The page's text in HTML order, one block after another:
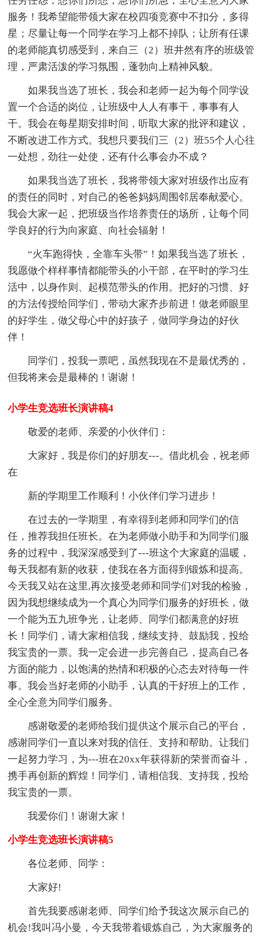
服务！我希望能带领大家在校四项竞赛中不扣分，多得
星；尽量让每一个同学在学习上都不掉队；让所有任课
的老师能真切感受到，来自三（2）班井然有序的班级管
理，严肃活泼的学习氛围，蓬勃向上精神风貌。
如果我当选了班长，我会和老师一起为每个同学设
置一个合适的岗位，让班级中人人有事干，事事有人
干。我会在每星期安排时间，听取大家的批评和建议，
不断改进工作方式。我想只要我们三（2）班55个人心往
一处想，劲往一处使，还有什么事会办不成？
如果我当选了班长，我将带领大家对班级作出应有
的责任的同时，对自己的爸爸妈妈周围邻居奉献爱心。
我会大家一起，把班级当作培养责任的场所，让每个同
学良好的行为向家庭、向社会辐射！
“火车跑得快，全靠车头带”！如果我当选了班长，
我愿做个样样事情都能带头的小干部，在平时的学习生
活中，以身作则、起模范带头的作用。把好的习惯、好
的方法传授给同学们，带动大家齐步前进！做老师眼里
的好学生，做父母心中的好孩子，做同学身边的好伙
伴！
同学们，投我一票吧，虽然我现在不是最优秀的，
但我将来会是最棒的！谢谢！
小学生竞选班长演讲稿4
敬爱的老师、亲爱的小伙伴们：
大家好，我是你们的好朋友---。借此机会，祝老师
在
新的学期里工作顺利！小伙伴们学习进步！
在过去的一学期里，有幸得到老师和同学们的信
任，推荐我担任班长。在为老师做小助手和为同学们服
务的过程中，我深深感受到了---班这个大家庭的温暖，
每天我都有新的收获，使我在各方面得到锻炼和提高。
今天我又站在这里,再次接受老师和同学们对我的检验，
因为我想继续成为一个真心为同学们服务的好班长，做
一个能为五九班争光，让老师、同学们都满意的好班
长！同学们，请大家相信我，继续支持、鼓励我，投给
我宝贵的一票。我一定会进一步完善自己，提高自己各
方面的能力，以饱满的热情和积极的心态去对待每一件
事。我会当好老师的小助手，认真的干好班上的工作，
全心全意为同学们服务。
感谢敬爱的老师给我们提供这个展示自己的平台，
感谢同学们一直以来对我的信任、支持和帮助。让我们
一起努力学习，为---班在20xx年获得新的荣誉而奋斗，
携手再创新的辉煌！同学们，请相信我、支持我，投给
我宝贵的一票。
我爱你们！谢谢大家！
小学生竞选班长演讲稿5
各位老师、同学：
大家好!
首先我要感谢老师、同学们给予我这次展示自己的
机会!我叫冯小曼，今天我带着锻炼自己，为大家服务的